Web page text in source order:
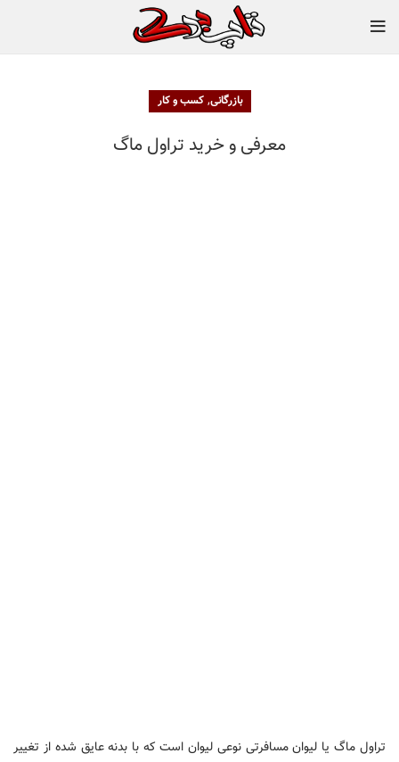
بازرگانی,کسب و کار
معرفی و خرید تراول ماگ
تراول ماگ یا لیوان مسافرتی نوعی لیوان است که با بدنه عایق شد‌ه از تغییر